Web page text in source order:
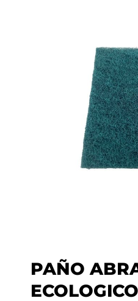
PAÑO